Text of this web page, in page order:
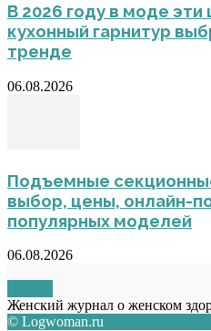
В 2026 году в моде эти
кухонный гарнитур
тренде
06.08.2026
Подъемные
выбор, цены, онлайн-
популярных моделей
06.08.2026
Женский журнал о женском
© Logwoman.ru